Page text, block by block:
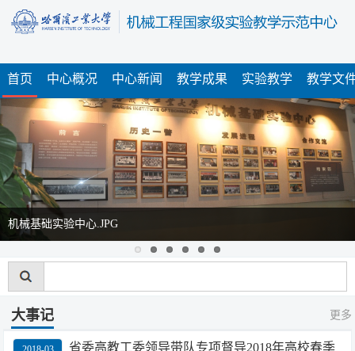
首页 中心概况 中心新闻 教学成果 实验教学 教学文
机械基础实验中心.JPG
大事记 更多
省委高教工委领导带队专项督导2018年高校春季